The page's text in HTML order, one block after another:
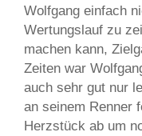
Wolfgang einfach
Wertungslauf zu
machen kann,
Zeiten war
auch sehr gut nur
an seinem Renner
Herzstück ab um